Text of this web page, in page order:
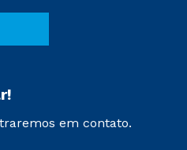
em contato.